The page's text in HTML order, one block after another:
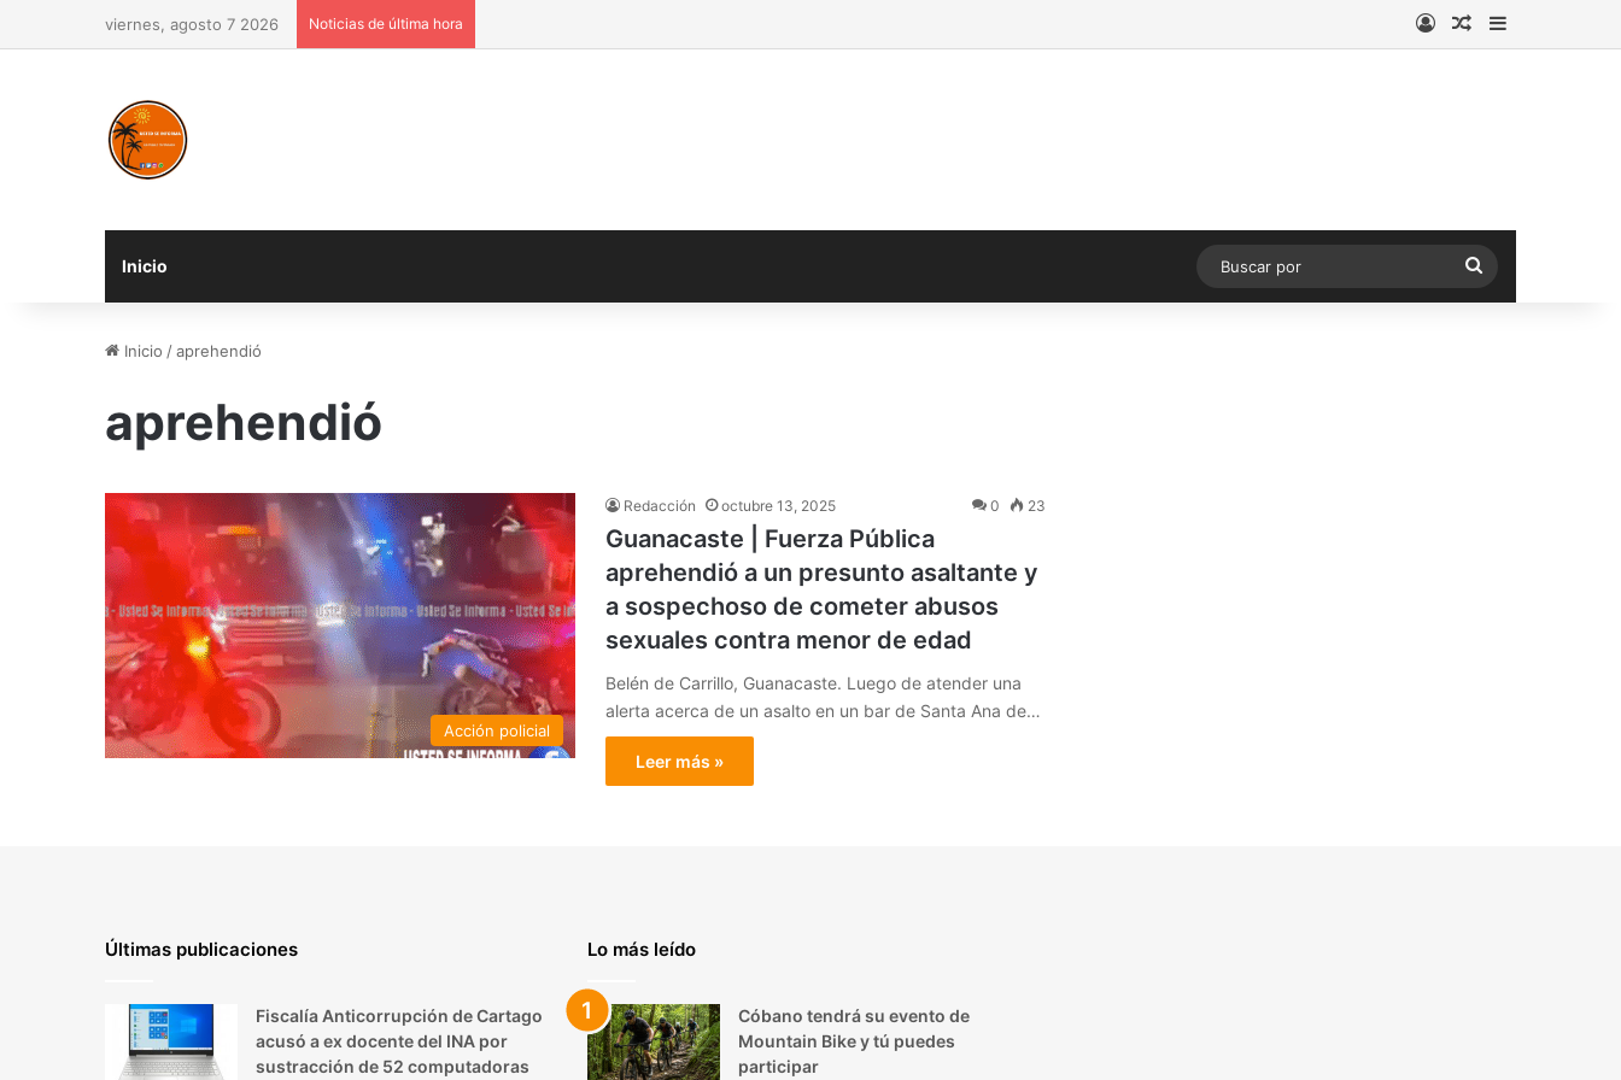
viernes, agosto 7 2026 Noticias de última hora AccesoPublicación al
Barra lateral
Inicio
Buscar
por
Inicio /aprehendió
aprehendió
Acción policial
Redacción octubre 13, 2025 0 23
Guanacaste | Fuerza Pública
aprehendió a un presunto asaltante y
a sospechoso de cometer abusos
sexuales contra menor de edad
Belén de Carrillo, Guanacaste. Luego de atender una
alerta acerca de un asalto en un bar de Santa Ana de…
Leer más »
Últimas publicaciones
Fiscalía Anticorrupción de Cartago
acusó a ex docente del INA por
sustracción de 52 computadoras
Lo más leído
Cóbano tendrá su evento de
Mountain Bike y tú puedes
participar